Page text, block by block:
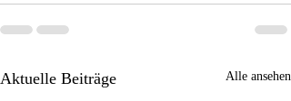
Aktuelle Beiträge Alle ansehen